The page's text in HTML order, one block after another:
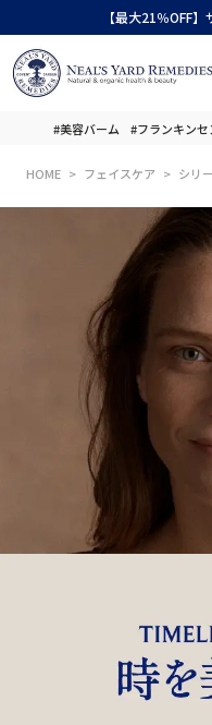
【最大21％OFF
#美容バーム #フランキンセ
HOME フェイスケア シリ